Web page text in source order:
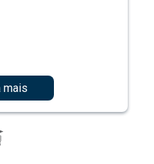
mais